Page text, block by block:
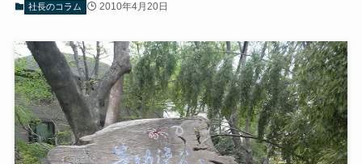
社長のコラム 2010年4月20日